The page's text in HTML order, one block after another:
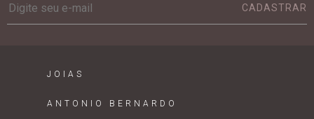
CADASTRAR
JOIAS
ANTONIO BERNARDO